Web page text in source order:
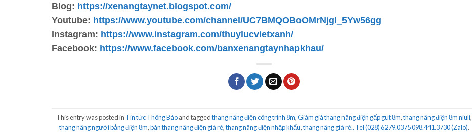
Blog: https://xenangtaynet.blogspot.com/
Youtube: https://www.youtube.com/channel/UC7BMQOBoOMrNjgl_5Yw56gg
Instagram: https://www.instagram.com/thuylucvietxanh/
Facebook: https://www.facebook.com/banxenangtaynhapkhau/
This entry was posted in Tin tức Thông Báoand taggedthang nâng điện công trình 8m,Giảm giá thang nâng điện gấp gút 8m,thang nâng điện 8m niuli,
thang nâng người bằng điện 8m,bán thang nâng điện giá rẻ,thang nâng điện nhập khẩu,thang nâng giá rẻ.. Tel (028) 6279.0375 098.441.3730 (Zalo).